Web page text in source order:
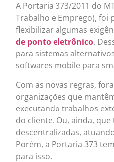
A Portaria 373/2011 do
Trabalho e Emprego), foi
flexibilizar algumas
de ponto eletrônico.
para sistemas
softwares mobile para
Com as novas regras,
organizações que
executando trabalhos
do cliente. Ou, ainda,
descentralizadas,
Porém, a Portaria 373
para isso.